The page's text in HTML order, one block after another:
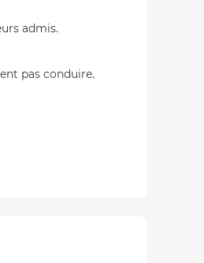
admis.
pas conduire.